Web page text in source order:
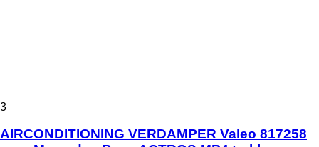
3
AIRCONDITIONING VERDAMPER Valeo 817258